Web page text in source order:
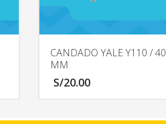
CANDADO YALE Y110 / 40
MM
S/20.00